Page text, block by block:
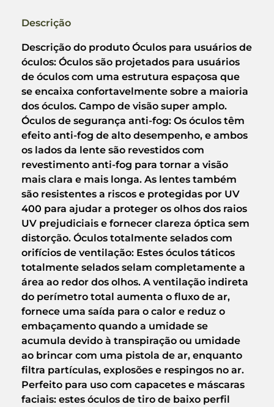
Descrição
Descrição do produto Óculos para usuários de
óculos: Óculos são projetados para usuários
de óculos com uma estrutura espaçosa que
se encaixa confortavelmente sobre a maioria
dos óculos. Campo de visão super amplo.
Óculos de segurança anti-fog: Os óculos têm
efeito anti-fog de alto desempenho, e ambos
os lados da lente são revestidos com
revestimento anti-fog para tornar a visão
mais clara e mais longa. As lentes também
são resistentes a riscos e protegidas por UV
400 para ajudar a proteger os olhos dos raios
UV prejudiciais e fornecer clareza óptica sem
distorção. Óculos totalmente selados com
orifícios de ventilação: Estes óculos táticos
totalmente selados selam completamente a
área ao redor dos olhos. A ventilação indireta
do perímetro total aumenta o fluxo de ar,
fornece uma saída para o calor e reduz o
embaçamento quando a umidade se
acumula devido à transpiração ou umidade
ao brincar com uma pistola de ar, enquanto
filtra partículas, explosões e respingos no ar.
Perfeito para uso com capacetes e máscaras
faciais: estes óculos de tiro de baixo perfil